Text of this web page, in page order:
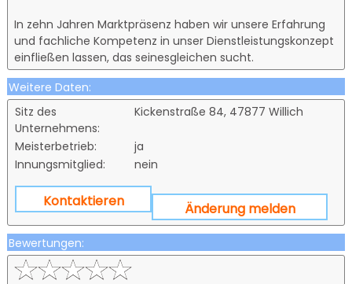
In zehn Jahren Marktpräsenz haben wir unsere Erfahrung
und fachliche Kompetenz in unser Dienstleistungskonzept
einfließen lassen, das seinesgleichen sucht.
Weitere Daten:
Sitz des
Unternehmens:
Kickenstraße 84, 47877 Willich
Meisterbetrieb:
ja
Innungsmitglied:
nein
Kontaktieren Änderung melden
Bewertungen: